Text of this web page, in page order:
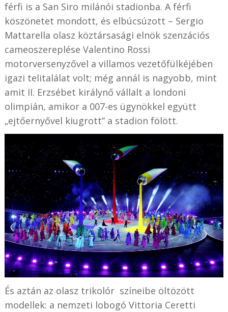
férfi is a San Siro milánói stadionba. A férfi
köszönetet mondott, és elbúcsúzott – Sergio
Mattarella olasz köztársasági elnök szenzációs
cameoszereplése Valentino Rossi
motorversenyzővel a villamos vezetőfülkéjében
igazi telitalálat volt; még annál is nagyobb, mint
amit II. Erzsébet királynő vállalt a londoni
olimpián, amikor a 007-es ügynökkel együtt
„ejtőernyővel kiugrott” a stadion fölött.
És aztán az olasz trikolór színeibe öltözött
modellek: a nemzeti lobogó Vittoria Ceretti